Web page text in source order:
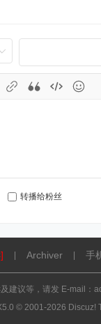
转播给粉丝
Archiver 手
建议等，请发 E-mail：
© 2001-2026 Discuz!